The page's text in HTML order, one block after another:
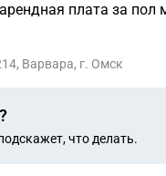
которые мы прожили У хозяина есть наш
и поменяли
есть Никакого договора с хозяином не
Варвара, г. Омск
что делать.